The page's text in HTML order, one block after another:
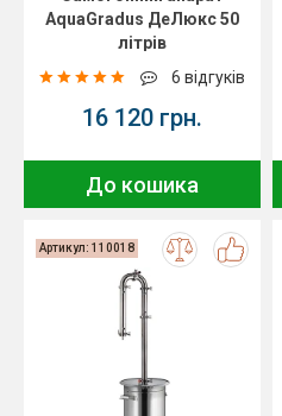
AquaGradus ДеЛюкс 50
літрів
6 відгуків
16 120 грн.
До кошика
Артикул: 110018